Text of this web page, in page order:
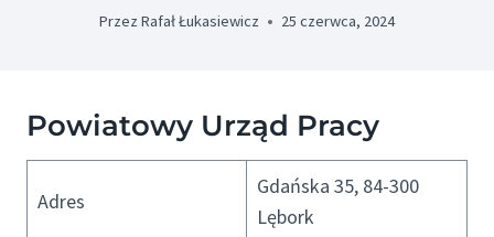
Przez Rafał Łukasiewicz 25 czerwca, 2024
Powiatowy Urząd Pracy
Adres
Gdańska 35, 84-300
Lębork